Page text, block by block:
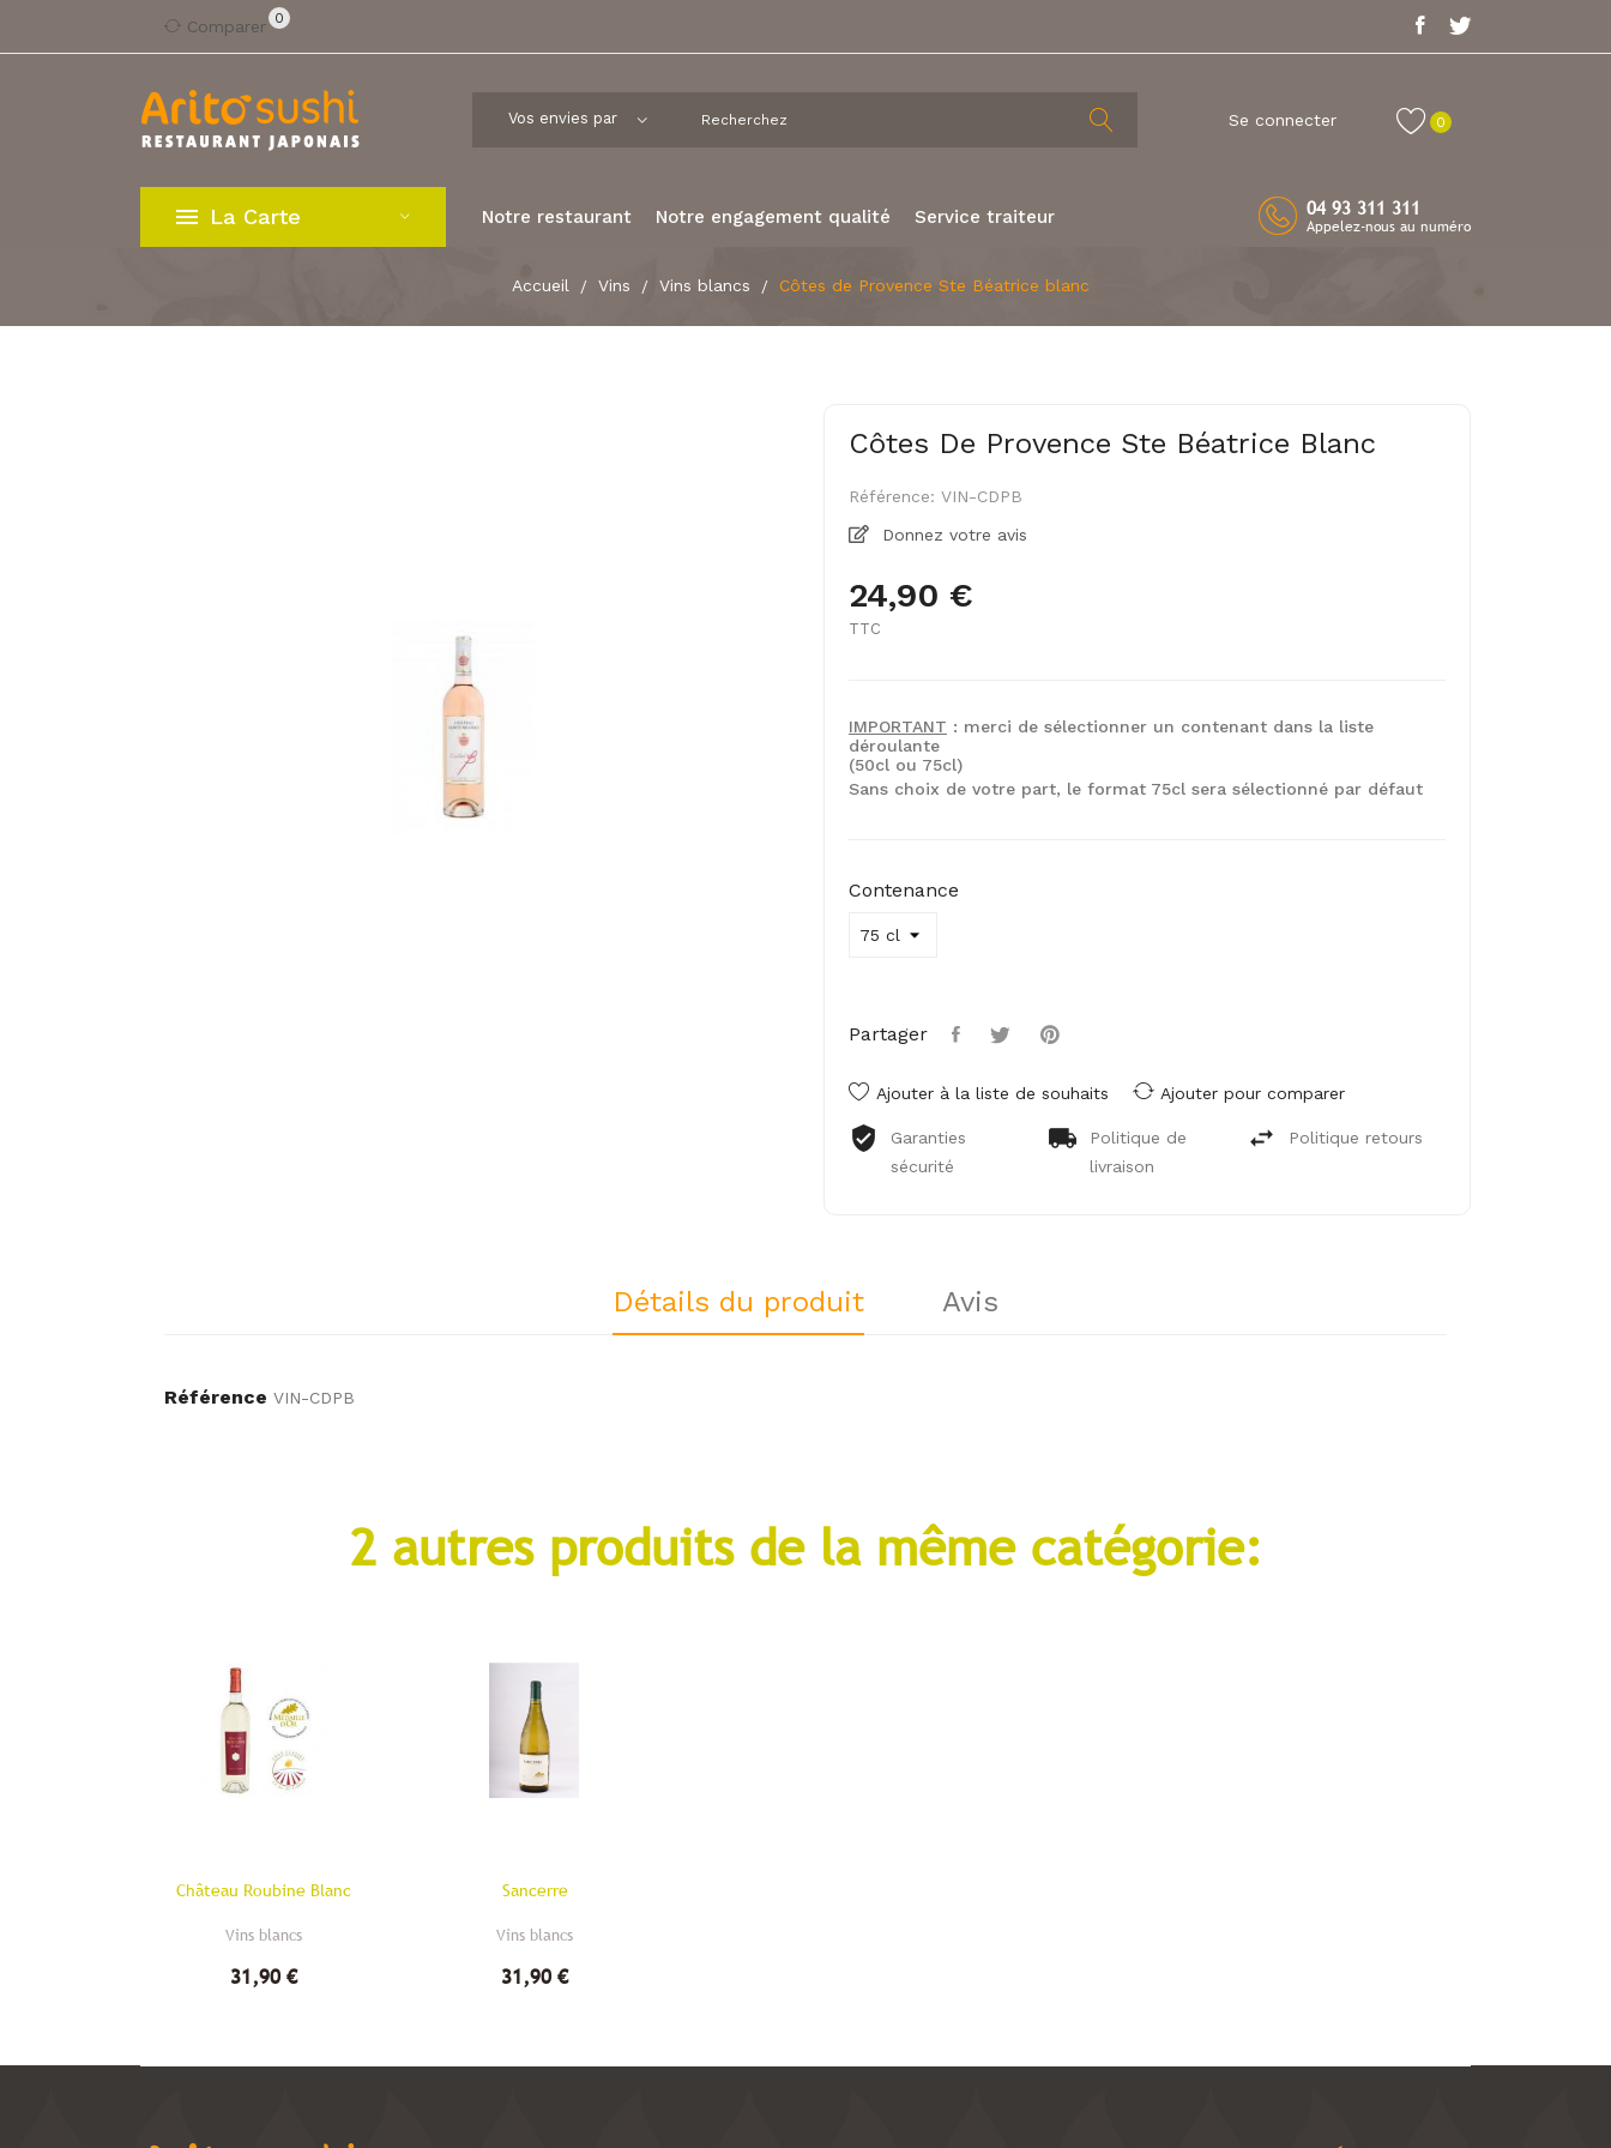
Comparer 0
0
Se connecter
04 93 311 311
Appelez-nous au numéro
La Carte Notre restaurant Notre engagement qualité Service traiteur
Accueil Vins Vins blancs Côtes de Provence Ste Béatrice blanc
Côtes De Provence Ste Béatrice Blanc
Référence: VIN-CDPB
Donnez votre avis
24,90 €
TTC
IMPORTANT : merci de sélectionner un contenant dans la liste
déroulante
(50cl ou 75cl)
Sans choix de votre part, le format 75cl sera sélectionné par défaut
Contenance
Partager
Ajouter à la liste de souhaits Ajouter pour comparer
Garanties
sécurité
Politique de
livraison
Politique retours
Détails du produit Avis
Référence VIN-CDPB
2 autres produits de la même catégorie:
Château Roubine Blanc
Vins blancs
31,90 €
Sancerre
Vins blancs
31,90 €